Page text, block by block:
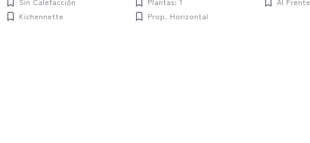
Kichennette
Prop. Horizontal